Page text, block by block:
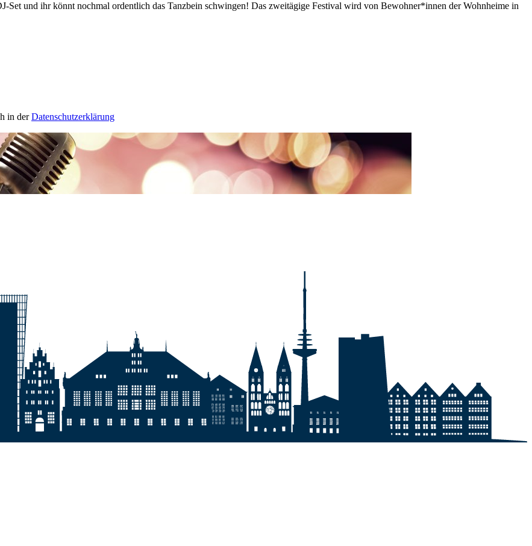
Set und ihr könnt nochmal ordentlich das Tanzbein schwingen! Das zweitägige Festival wird von Bewohner*innen der Wohnheime in
in derDatenschutzerklärung